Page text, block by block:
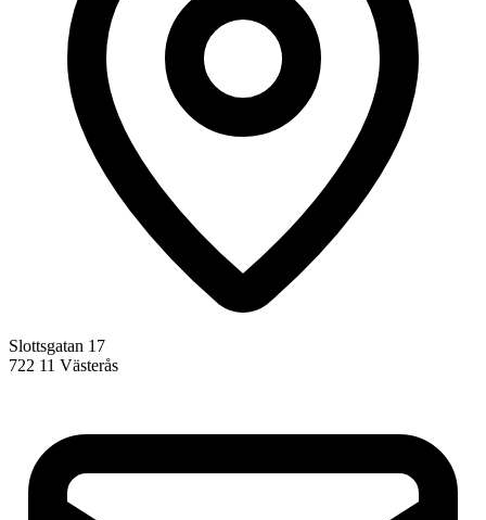
Slottsgatan 17
722 11 Västerås